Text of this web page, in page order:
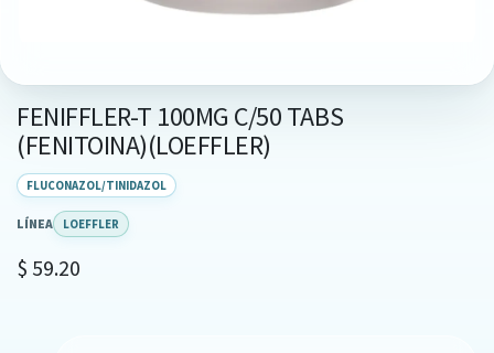
FENIFFLER-T 100MG C/50 TABS
(FENITOINA)(LOEFFLER)
FLUCONAZOL/TINIDAZOL
LÍNEA LOEFFLER
$ 59.20